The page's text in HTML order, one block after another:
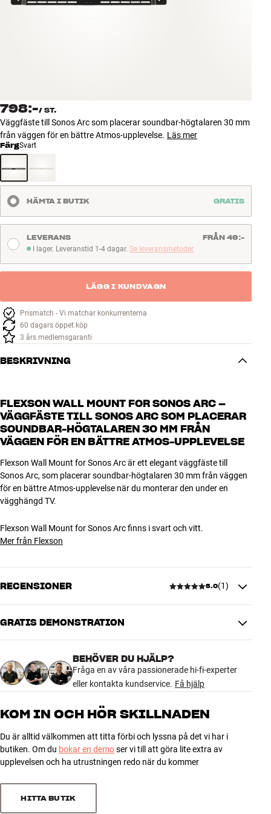
ERBJUDANDEN
Kundtjänst
Bygg med ljud
Företag
798:-/ ST.
Väggfäste till Sonos Arc som placerar soundbar-högtalaren 30 mm
från väggen för en bättre Atmos-upplevelse. Läs mer
FärgSvart
HÄMTA I BUTIK GRATIS
I lager. Leveranstid 1-4 dagar
I lager. Leveranstid 1-4 dagar. Se leveransmetoder
LEVERANS FRÅN 49:-
LÄGG I KUNDVAGN
Prismatch - Vi matchar konkurrenterna
60 dagars öppet köp
3 års medlemsgaranti
BESKRIVNING
FLEXSON WALL MOUNT FOR SONOS ARC –
VÄGGFÄSTE TILL SONOS ARC SOM PLACERAR
SOUNDBAR-HÖGTALAREN 30 MM FRÅN
VÄGGEN FÖR EN BÄTTRE ATMOS-UPPLEVELSE
Flexson Wall Mount for Sonos Arc är ett elegant väggfäste till
Sonos Arc, som placerar soundbar-högtalaren 30 mm från väggen
för en bättre Atmos-upplevelse när du monterar den under en
vägghängd TV.
Flexson Wall Mount for Sonos Arc finns i svart och vitt.
Mer från Flexson
RECENSIONER 5.0(1)
5.0
1 recension
3
2
GRATIS DEMONSTRATION
BEHÖVER DU HJÄLP?
Fråga en av våra passionerade hi-fi-experter
eller kontakta kundservice. Få hjälp
KOM IN OCH HÖR SKILLNADEN
Du är alltid välkommen att titta förbi och lyssna på det vi har i
butiken. Om du bokar en demoser vi till att göra lite extra av
upplevelsen och ha utrustningen redo när du kommer
HITTA BUTIK